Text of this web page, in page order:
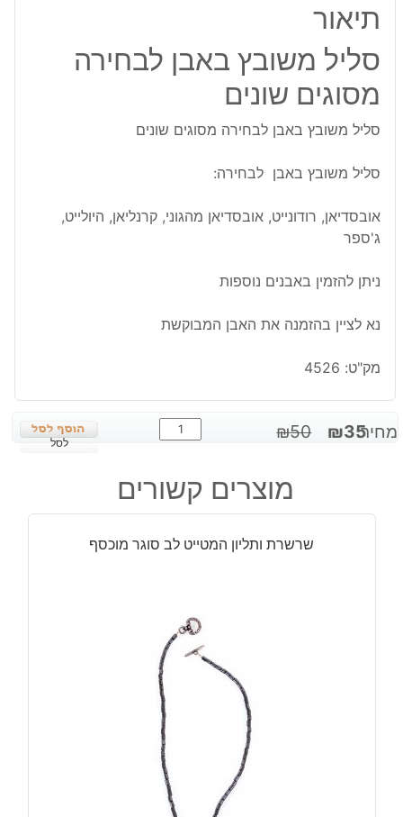
תיאור
סליל משובץ באבן לבחירה
מסוגים שונים
סליל משובץ באבן לבחירה מסוגים שונים
סליל משובץ באבן לבחירה:
אובסדיאן, רודונייט, אובסדיאן מהגוני, קרנליאן, היולייט,
ג'ספר
ניתן להזמין באבנים נוספות
נא לציין בהזמנה את האבן המבוקשת
מק"ט: 4526
מחיר: ₪50
המחיר
₪35
המחיר
כמות
של
משובץ
באבן
מסוגים
לסל
מוצרים קשורים
שרשרת ותליון המטייט לב סוגר מוכסף